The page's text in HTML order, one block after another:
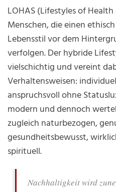
LOHAS (Lifestyles of
Menschen, die einen
Lebensstil vor dem
verfolgen. Der hybride
vielschichtig und vereint
Verhaltensweisen:
anspruchsvoll ohne
modern und dennoch
zugleich naturbezogen,
gesundheitsbewusst,
spirituell.
Nachhaltigkeit wird
Cookie-